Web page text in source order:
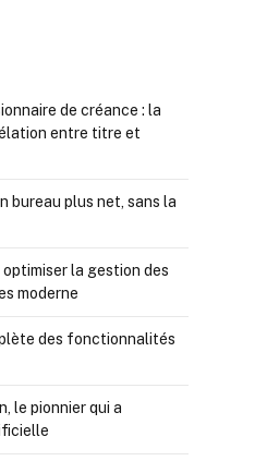
de créance : la
entre titre et
bureau plus net, sans la
la gestion des
moderne
des fonctionnalités
le pionnier qui a